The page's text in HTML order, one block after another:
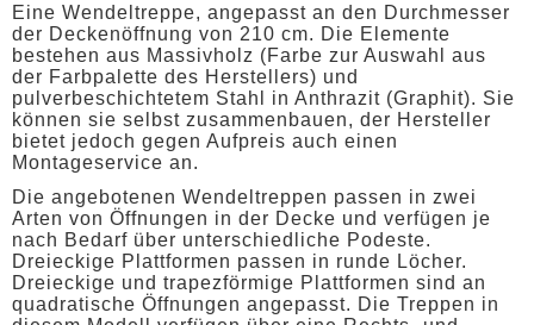
Eine Wendeltreppe, angepasst an den Durchmesser
der Deckenöffnung von 210 cm. Die Elemente
bestehen aus Massivholz (Farbe zur Auswahl aus
der Farbpalette des Herstellers) und
pulverbeschichtetem Stahl in Anthrazit (Graphit). Sie
können sie selbst zusammenbauen, der Hersteller
bietet jedoch gegen Aufpreis auch einen
Montageservice an.
Die angebotenen Wendeltreppen passen in zwei
Arten von Öffnungen in der Decke und verfügen je
nach Bedarf über unterschiedliche Podeste.
Dreieckige Plattformen passen in runde Löcher.
Dreieckige und trapezförmige Plattformen sind an
quadratische Öffnungen angepasst. Die Treppen in